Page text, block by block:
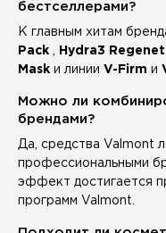
бестселлерами?
К главным хитам
Pack
Hydra3
Mask и линии V-Firm и
Можно ли
брендами?
Да, средства Valmont
профессиональными
эффект достигается
программ Valmont.